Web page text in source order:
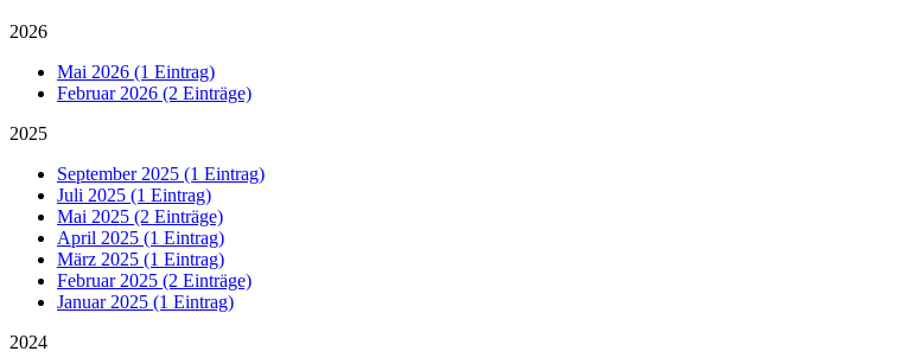
2026
Mai 2026 (1 Eintrag)
Februar 2026 (2 Einträge)
2025
September 2025 (1 Eintrag)
Juli 2025 (1 Eintrag)
Mai 2025 (2 Einträge)
April 2025 (1 Eintrag)
März 2025 (1 Eintrag)
Februar 2025 (2 Einträge)
Januar 2025 (1 Eintrag)
2024